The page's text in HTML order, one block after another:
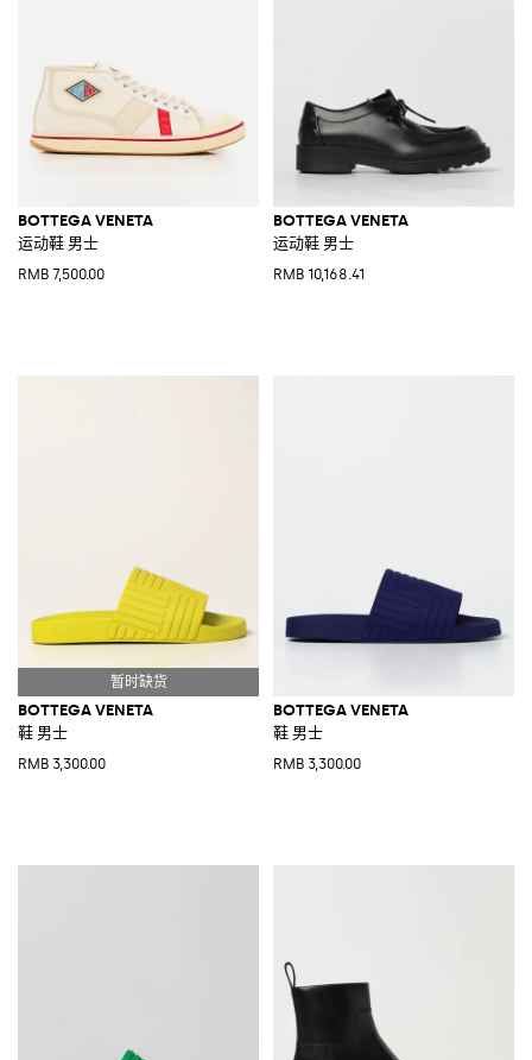
BOTTEGA VENETA
运动鞋 男士
RMB 7,500.00
BOTTEGA VENETA
运动鞋 男士
RMB 10,168.41
BOTTEGA VENETA
鞋 男士
RMB 3,300.00
BOTTEGA VENETA
鞋 男士
RMB 3,300.00